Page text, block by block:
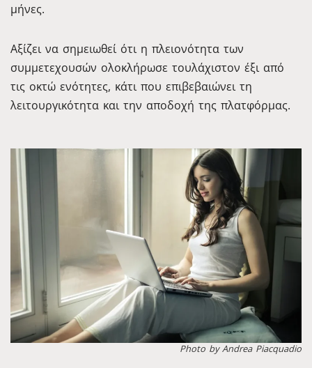
μήνες.
Αξίζει να σημειωθεί ότι η πλειονότητα των
συμμετεχουσών ολοκλήρωσε τουλάχιστον έξι από
τις οκτώ ενότητες, κάτι που επιβεβαιώνει τη
λειτουργικότητα και την αποδοχή της πλατφόρμας.
Photo by Andrea Piacquadio